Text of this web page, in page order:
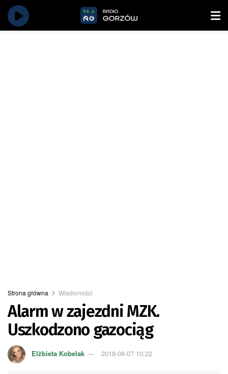
Strona główna Wiadomości
Alarm w zajezdni MZK.
Uszkodzono gazociąg
Elżbieta Kobelak 2018-08-07 10:22